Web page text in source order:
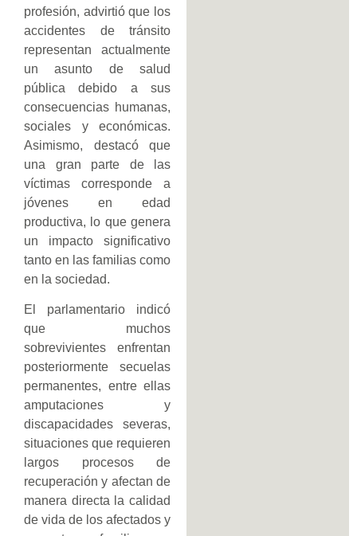
profesión, advirtió que los
accidentes de tránsito
representan actualmente
un asunto de salud
pública debido a sus
consecuencias humanas,
sociales y económicas.
Asimismo, destacó que
una gran parte de las
víctimas corresponde a
jóvenes en edad
productiva, lo que genera
un impacto significativo
tanto en las familias como
en la sociedad.
El parlamentario indicó
que muchos
sobrevivientes enfrentan
posteriormente secuelas
permanentes, entre ellas
amputaciones y
discapacidades severas,
situaciones que requieren
largos procesos de
recuperación y afectan de
manera directa la calidad
de vida de los afectados y